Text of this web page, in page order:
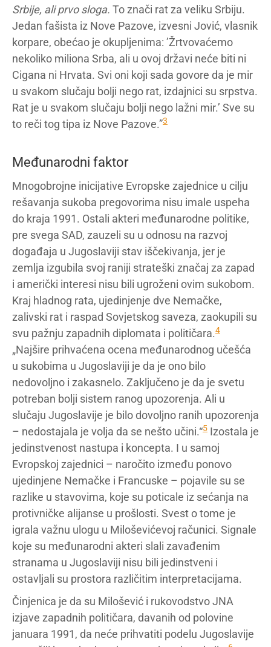
Srbije, ali prvo sloga. To znači rat za veliku Srbiju.
Jedan fašista iz Nove Pazove, izvesni Jović, vlasnik
korpare, obećao je okupljenima: ’Žrtvovaćemo
nekoliko miliona Srba, ali u ovoj državi neće biti ni
Cigana ni Hrvata. Svi oni koji sada govore da je mir
u svakom slučaju bolji nego rat, izdajnici su srpstva.
Rat je u svakom slučaju bolji nego lažni mir.’ Sve su
to reči tog tipa iz Nove Pazove.”3
Međunarodni faktor
Mnogobrojne inicijative Evropske zajednice u cilju
rešavanja sukoba pregovorima nisu imale uspeha
do kraja 1991. Ostali akteri međunarodne politike,
pre svega SAD, zauzeli su u odnosu na razvoj
događaja u Jugoslaviji stav iščekivanja, jer je
zemlja izgubila svoj raniji strateški značaj za zapad
i američki interesi nisu bili ugroženi ovim sukobom.
Kraj hladnog rata, ujedinjenje dve Nemačke,
zalivski rat i raspad Sovjetskog saveza, zaokupili su
svu pažnju zapadnih diplomata i političara.4
„Najšire prihvaćena ocena međunarodnog učešća
u sukobima u Jugoslaviji je da je ono bilo
nedovoljno i zakasnelo. Zaključeno je da je svetu
potreban bolji sistem ranog upozorenja. Ali u
slučaju Jugoslavije je bilo dovoljno ranih upozorenja
– nedostajala je volja da se nešto učini.“5 Izostala je
jedinstvenost nastupa i koncepta. I u samoj
Evropskoj zajednici – naročito između ponovo
ujedinjene Nemačke i Francuske – pojavile su se
razlike u stavovima, koje su poticale iz sećanja na
protivničke alijanse u prošlosti. Svest o tome je
igrala važnu ulogu u Miloševićevoj računici. Signale
koje su međunarodni akteri slali zavađenim
stranama u Jugoslaviji nisu bili jedinstveni i
ostavljali su prostora različitim interpretacijama.
Činjenica je da su Milošević i rukovodstvo JNA
izjave zapadnih političara, davanih od polovine
januara 1991, da neće prihvatiti podelu Jugoslavije